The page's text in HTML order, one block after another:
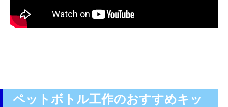
ペットボトル工作のおすすめキッ